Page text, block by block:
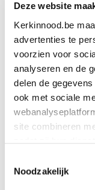
Deze website
Kerkinnood.be
advertenties te
voorzien voor
analyseren en de
delen de
ook met sociale
site combineren
Indien je dat
Noodzakelijk